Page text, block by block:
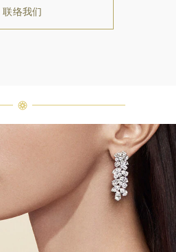
联络我们
而采用独特镶嵌方
的等级亦不尽相同。
咨询客户服务。